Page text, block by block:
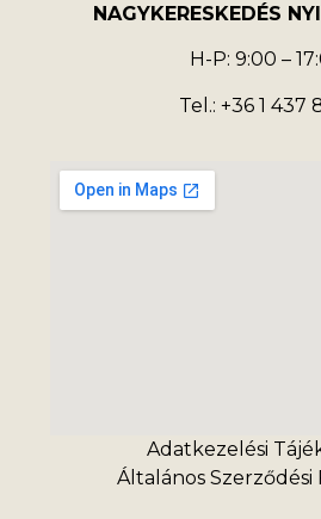
NAGYKERESKEDÉS
H-P: 9:00 –
Tel.: +36 1 437
Adatkezelési
Általános